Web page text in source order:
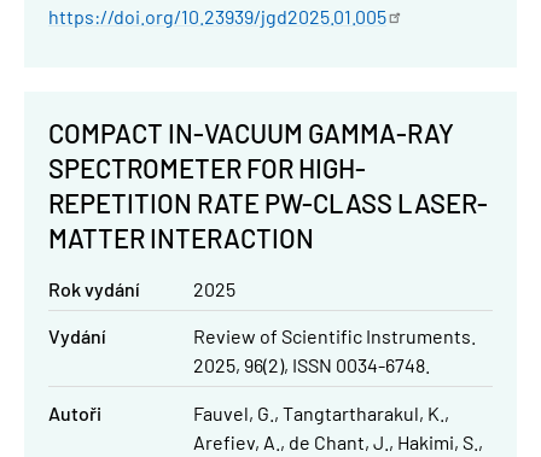
https://doi.org/10.23939/jgd2025.01.005
COMPACT IN-VACUUM GAMMA-RAY
SPECTROMETER FOR HIGH-
REPETITION RATE PW-CLASS LASER-
MATTER INTERACTION
Rok vydání 2025
Vydání
Review of Scientific Instruments.
2025, 96(2), ISSN 0034-6748.
Autoři Fauvel, G.
Tangtartharakul, K.
Arefiev, A.
de Chant, J.
Hakimi, S.